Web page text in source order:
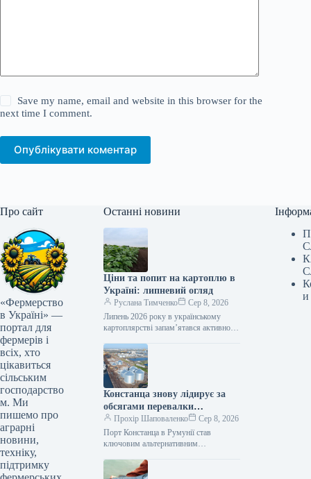
Save my name, email and website in this browser for the
next time I comment.
Опублікувати коментар
Про сайт
«Фермерство
в Україні» —
портал для
фермерів і
всіх, хто
цікавиться
сільським
господарство
м. Ми
пишемо про
аграрні
новини,
техніку,
підтримку
Останні новини
Ціни та попит на картоплю в
Україні: липневий огляд
Руслана Тимченко
Сер 8, 2026
Липень 2026 року в українському
картоплярстві запам’ятався активною
презентацією першого
загальнонаціонального дослідження
споживання картоплі, сезонним
зниженням…
Констанца знову лідирує за
обсягами перевалки
українських вантажів
Прохір Шаповаленко
Сер 8, 2026
Порт Констанца в Румунії став
ключовим альтернативним
агроекспорту. Розвиток цього
и